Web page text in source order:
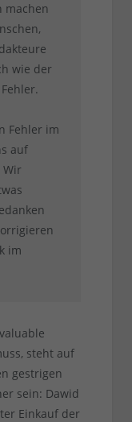
machen
wie der
Fehler im
auf
Wir
im
steht auf
gestrigen
sein: Dawid
Einkauf der